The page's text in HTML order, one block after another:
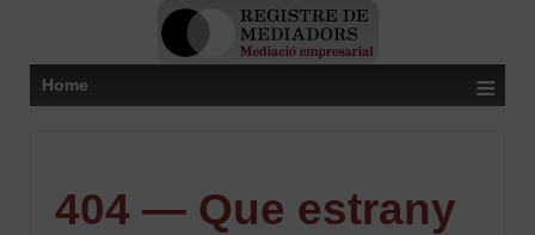
Home ≡
404 — Que estrany